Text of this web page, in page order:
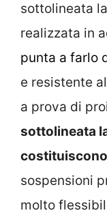
sottolineata
realizzata in
punta a farlo
e resistente
a prova di
sottolineata
sospensioni
molto